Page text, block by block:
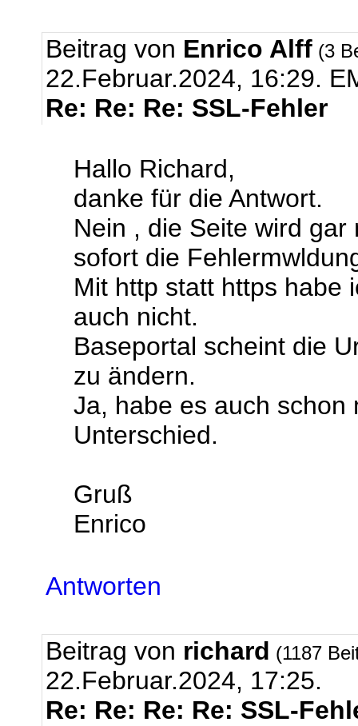
Beitrag von Enrico Alff (3
22.Februar.2024, 16:29.
Re: Re: Re: SSL-Fehler
Hallo Richard,
danke für die Antwort.
Nein , die Seite wird
sofort die
Mit http statt https habe
auch nicht.
Baseportal scheint die
zu ändern.
Ja, habe es auch schon
Unterschied.
Gruß
Enrico
Antworten
Beitrag von richard (1187
22.Februar.2024, 17:25.
Re: Re: Re: Re: SSL-